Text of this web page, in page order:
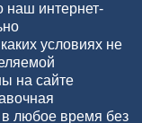
интернет-
условиях не
на сайте
любое время без